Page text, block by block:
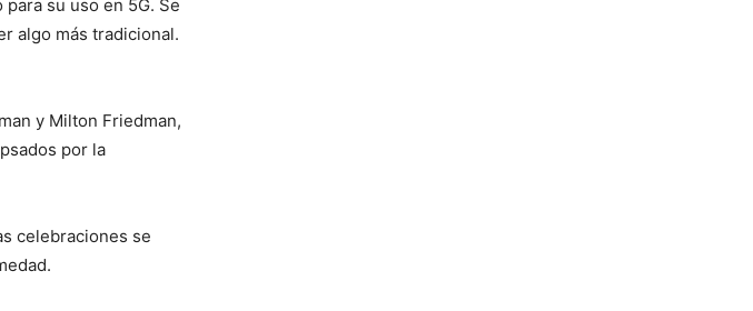
su uso en 5G. Se
algo más tradicional.
y Milton Friedman,
por la
celebraciones se